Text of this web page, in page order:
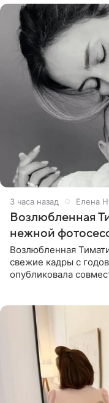
3 часа назад Елена
Возлюбленная
нежной
Возлюбленная
свежие кадры с
опубликовала